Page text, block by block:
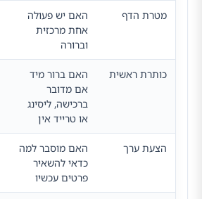
מטרת הדף
האם יש פעולה
אחת מרכזית
וברורה
כותרת ראשית
האם ברור מיד
אם מדובר
ברכישה, ליסינג
או טרייד אין
הצעת ערך
האם מוסבר למה
כדאי להשאיר
פרטים עכשיו